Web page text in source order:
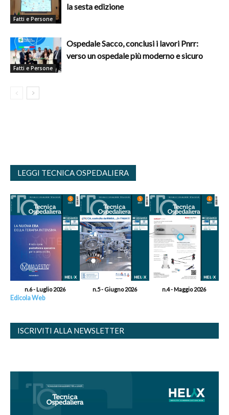
Fatti e Persone
la sesta edizione
Fatti e Persone
Ospedale Sacco, conclusi i lavori Pnrr:
verso un ospedale più moderno e sicuro
LEGGI TECNICA OSPEDALIERA
n.6 - Luglio 2026 n.5 - Giugno 2026 n.4 - Maggio 2026
Edicola Web
ISCRIVITI ALLA NEWSLETTER